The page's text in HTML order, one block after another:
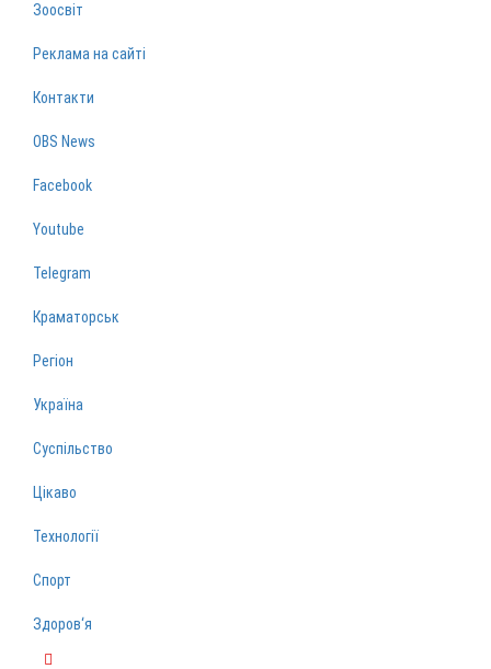
Зоосвіт
Реклама на сайті
Контакти
OBS News
Facebook
Youtube
Telegram
Краматорськ
Регіон
Україна
Суспільство
Цікаво
Технології
Спорт
Здоров‘я